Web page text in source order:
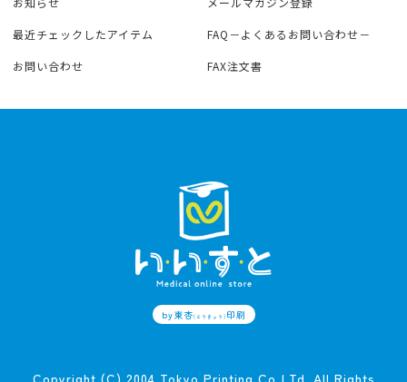
最近チェックしたアイテム FAQ－よくあるお問い合わせ－
お問い合わせ FAX注文書
by東杏(とうきょう) 印刷